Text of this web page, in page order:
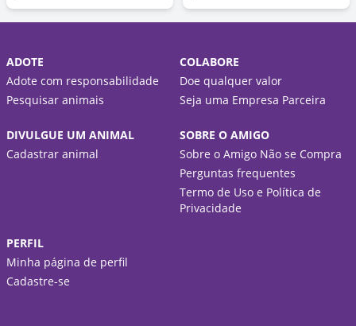
ADOTE
Adote com responsabilidade
Pesquisar animais
COLABORE
Doe qualquer valor
Seja uma Empresa Parceira
DIVULGUE UM ANIMAL
Cadastrar animal
SOBRE O AMIGO
Sobre o Amigo Não se Compra
Perguntas frequentes
Termo de Uso e Política de
Privacidade
PERFIL
Minha página de perfil
Cadastre-se